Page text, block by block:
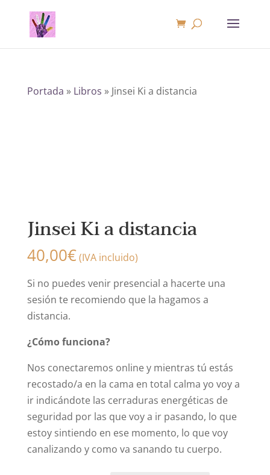
Portada » Libros » Jinsei Ki a distancia
Jinsei Ki a distancia
40,00€(IVA incluido)
Si no puedes venir presencial a hacerte una
sesión te recomiendo que la hagamos a
distancia.
¿Cómo funciona?
Nos conectaremos online y mientras tú estás
recostado/a en la cama en total calma yo voy a
ir indicándote las cerraduras energéticas de
seguridad por las que voy a ir pasando, lo que
estoy sintiendo en ese momento, lo que voy
canalizando y como va sanando tu cuerpo.